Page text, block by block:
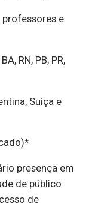
e
RN, PB, PR,
Suíça e
presença em
de público
de